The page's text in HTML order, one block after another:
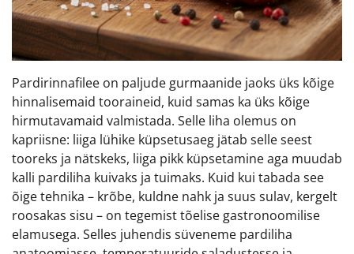
Pardirinnafilee on paljude gurmaanide jaoks üks kõige
hinnalisemaid tooraineid, kuid samas ka üks kõige
hirmutavamaid valmistada. Selle liha olemus on
kapriisne: liiga lühike küpsetusaeg jätab selle seest
tooreks ja nätskeks, liiga pikk küpsetamine aga muudab
kalli pardiliha kuivaks ja tuimaks. Kuid kui tabada see
õige tehnika – krõbe, kuldne nahk ja suus sulav, kergelt
roosakas sisu – on tegemist tõelise gastronoomilise
elamusega. Selles juhendis süveneme pardiliha